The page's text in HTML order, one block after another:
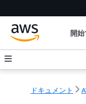
開
ドキュメント